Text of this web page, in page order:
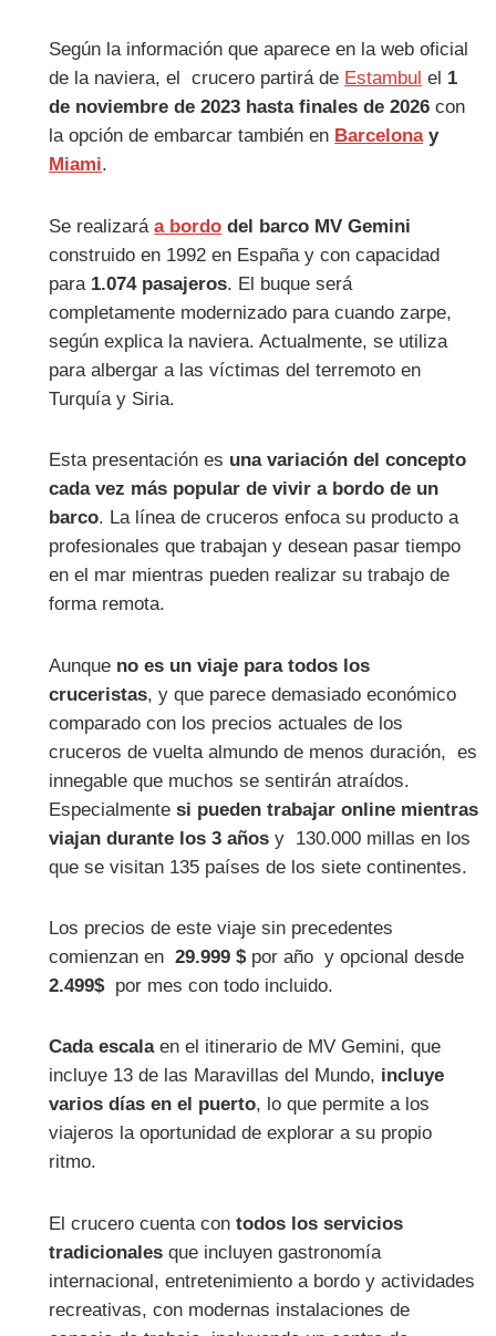
Según la información que aparece en la web oficial
de la naviera, el crucero partirá de Estambul el 1
de noviembre de 2023 hasta finales de 2026 con
la opción de embarcar también en Barcelonay
Miami.
Se realizaráa bordo del barco MV Gemini
construido en 1992 en España y con capacidad
para 1.074 pasajeros. El buque será
completamente modernizado para cuando zarpe,
según explica la naviera. Actualmente, se utiliza
para albergar a las víctimas del terremoto en
Turquía y Siria.
Esta presentación es una variación del concepto
cada vez más popular de vivir a bordo de un
barco. La línea de cruceros enfoca su producto a
profesionales que trabajan y desean pasar tiempo
en el mar mientras pueden realizar su trabajo de
forma remota.
Aunque no es un viaje para todos los
cruceristas, y que parece demasiado económico
comparado con los precios actuales de los
cruceros de vuelta almundo de menos duración, es
innegable que muchos se sentirán atraídos.
Especialmentesi pueden trabajar online mientras
viajan durante los 3 años y 130.000 millas en los
que se visitan 135 países de los siete continentes.
Los precios de este viaje sin precedentes
comienzan en29.999 $por año y opcional desde
2.499$por mes con todo incluido.
Cada escalaen el itinerario de MV Gemini, que
incluye 13 de las Maravillas del Mundo, incluye
varios días en el puerto, lo que permite a los
viajeros la oportunidad de explorar a su propio
ritmo.
El crucero cuenta con todos los servicios
tradicionales que incluyen gastronomía
internacional, entretenimiento a bordo y actividades
recreativas, con modernas instalaciones de